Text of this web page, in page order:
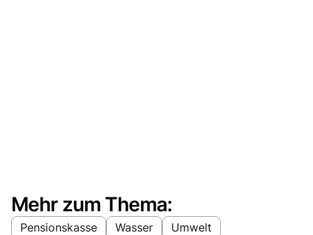
Mehr zum Thema:
Pensionskasse Wasser Umwelt